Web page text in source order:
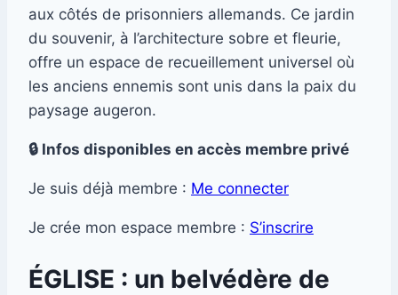
aux côtés de prisonniers allemands. Ce jardin
du souvenir, à l’architecture sobre et fleurie,
offre un espace de recueillement universel où
les anciens ennemis sont unis dans la paix du
paysage augeron.
🔒 Infos disponibles en accès membre privé
Je suis déjà membre : Me connecter
Je crée mon espace membre : S’inscrire
ÉGLISE : un belvédère de